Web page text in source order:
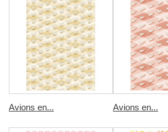
Avions en... Avions en...